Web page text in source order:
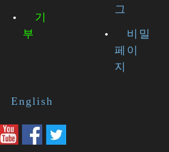
기
부
그
비밀
페이
지
English